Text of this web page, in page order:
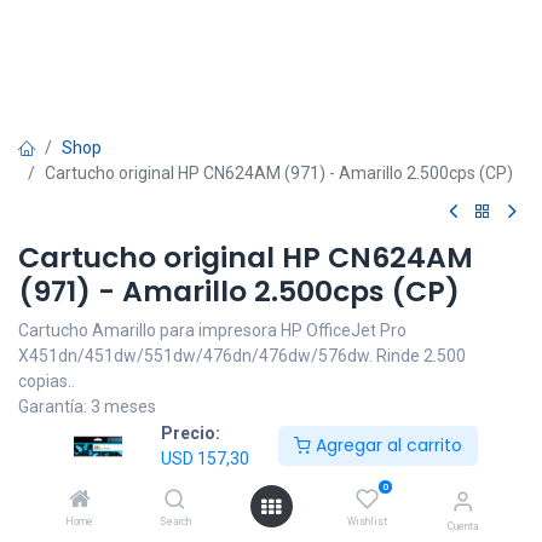
Precio:
USD 157,30
Agregar al carrito
Home Search
0
Wishlist Cuenta
Shop
Cartucho original HP CN624AM (971) - Amarillo 2.500cps (CP)
Cartucho original HP CN624AM
(971) - Amarillo 2.500cps (CP)
Cartucho Amarillo para impresora HP OfficeJet Pro
X451dn/451dw/551dw/476dn/476dw/576dw. Rinde 2.500
copias..
Garantía: 3 meses
USD157,30 IVA incluido